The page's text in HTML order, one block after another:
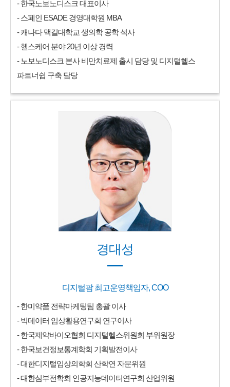
- 한국노보노디스크 대표이사
- 스페인 ESADE 경영대학원 MBA
- 캐나다 맥길대학교 생의학 공학 석사
- 헬스케어 분야 20년 이상 경력
- 노보노디스크 본사 비만치료제 출시 담당 및 디지털헬스
파트너쉽 구축 담당
경대성
디지털팜 최고운영책임자, COO
- 한미약품 전략마케팅팀 총괄 이사
- 빅데이터 임상활용연구회 연구이사
- 한국제약바이오협회 디지털헬스위원회 부위원장
- 한국보건정보통계학회 기획발전이사
- 대한디지털임상의학회 산학연 자문위원
- 대한심부전학회 인공지능데이터연구회 산업위원